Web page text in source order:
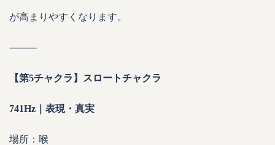
が高まりやすくなります。
⸻
【第5チャクラ】スロートチャクラ
741Hz｜表現・真実
場所：喉